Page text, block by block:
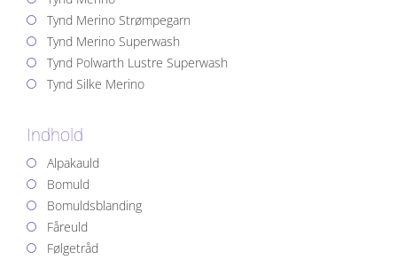
Tynd Merino Strømpegarn
Tynd Merino Superwash
Tynd Polwarth Lustre Superwash
Tynd Silke Merino
Indhold
Alpakauld
Bomuld
Bomuldsblanding
Fåreuld
Følgetråd